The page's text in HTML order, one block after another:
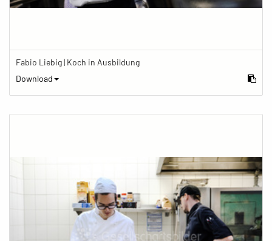
Fabio Liebig | Koch in Ausbildung
Download